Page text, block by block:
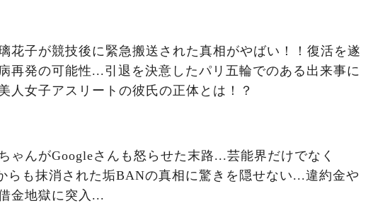
花子が競技後に緊急搬送された真相がやばい！！復活を遂
再発の可能性...引退を決意したパリ五輪でのある出来事に
人女子アスリートの彼氏の正体とは！？
ゃんがGoogleさんも怒らせた末路...芸能界だけでなく
らも抹消された垢BANの真相に驚きを隠せない...違約金や
金地獄に突入...